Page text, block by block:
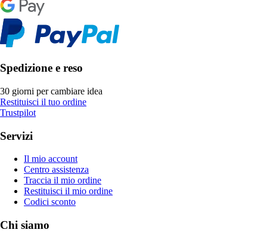
Spedizione e reso
30 giorni per cambiare idea
Restituisci il tuo ordine
Trustpilot
Servizi
Il mio account
Centro assistenza
Traccia il mio ordine
Restituisci il mio ordine
Codici sconto
Chi siamo